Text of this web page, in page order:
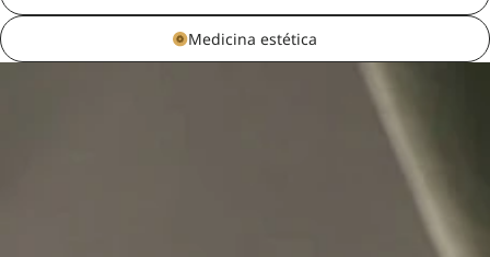
Medicina estética